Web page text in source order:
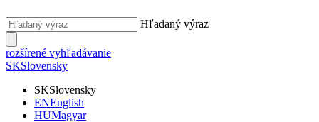
Hľadaný výraz
rozšírené vyhľadávanie
SKSlovensky
SKSlovensky
ENEnglish
HUMagyar